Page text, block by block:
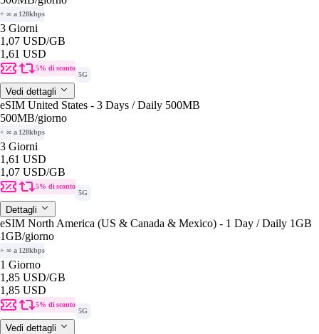
+ ∞ a 128kbps
3 Giorni
1,07 USD/GB
1,61 USD
5% di sconto
5G
Vedi dettagli
eSIM United States - 3 Days / Daily 500MB
500MB/giorno
+ ∞ a 128kbps
3 Giorni
1,61 USD
1,07 USD/GB
5% di sconto
5G
Dettagli
eSIM North America (US & Canada & Mexico) - 1 Day / Daily 1GB
1GB/giorno
+ ∞ a 128kbps
1 Giorno
1,85 USD/GB
1,85 USD
5% di sconto
5G
Vedi dettagli